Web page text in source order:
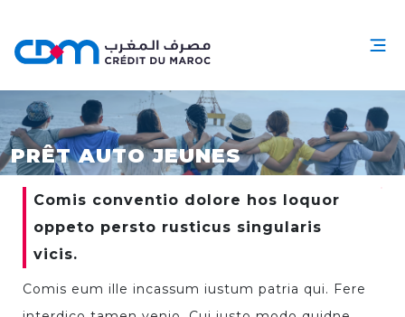
PRÊT AUTO JEUNES
Comis conventio dolore hos loquor
oppeto persto rusticus singularis
vicis.
Comis eum ille incassum iustum patria qui. Fere